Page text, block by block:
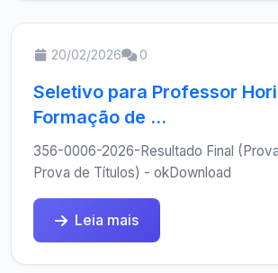
20/02/2026 0
Seletivo para Professor
Formação de ...
356-0006-2026-Resultado Final
Prova de Títulos) - okDownload
Leia mais